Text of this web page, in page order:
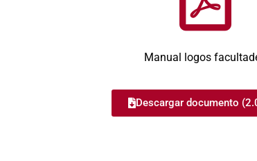
Manual logos
Descargar documento